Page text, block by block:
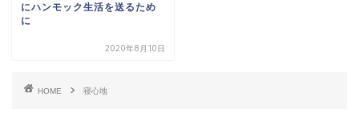
にハンモック生活を送るため
に
2020年8月10日
HOME 寝心地